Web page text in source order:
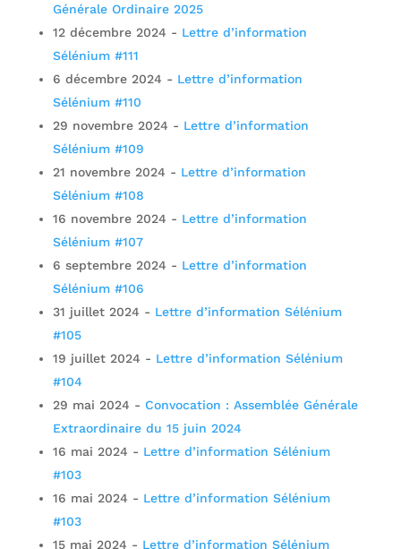
Générale Ordinaire 2025
12 décembre 2024 - Lettre d’information
Sélénium #111
6 décembre 2024 - Lettre d’information
Sélénium #110
29 novembre 2024 - Lettre d’information
Sélénium #109
21 novembre 2024 - Lettre d’information
Sélénium #108
16 novembre 2024 - Lettre d’information
Sélénium #107
6 septembre 2024 - Lettre d’information
Sélénium #106
31 juillet 2024 - Lettre d’information Sélénium
#105
19 juillet 2024 - Lettre d’information Sélénium
#104
29 mai 2024 - Convocation : Assemblée Générale
Extraordinaire du 15 juin 2024
16 mai 2024 - Lettre d’information Sélénium
#103
16 mai 2024 - Lettre d’information Sélénium
#103
15 mai 2024 - Lettre d’information Sélénium